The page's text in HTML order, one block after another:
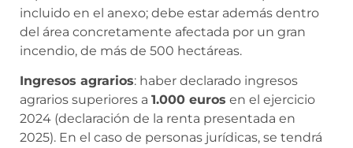
incluido en el anexo; debe estar además dentro
del área concretamente afectada por un gran
incendio, de más de 500 hectáreas.
Ingresos agrarios: haber declarado ingresos
agrarios superiores a 1.000 euros en el ejercicio
2024 (declaración de la renta presentada en
2025). En el caso de personas jurídicas, se tendrá